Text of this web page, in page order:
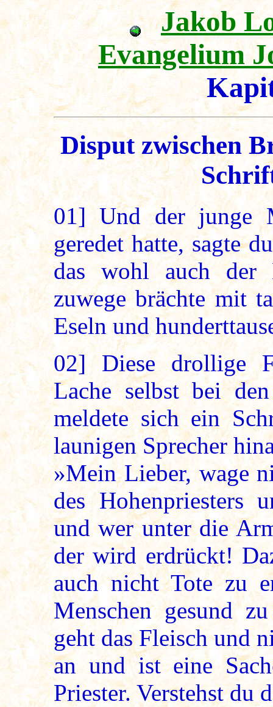
Jakob
Evangelium
Disput zwischen
01] Und der junge
geredet hatte, sagte
das wohl auch der
zuwege brächte mit
Eseln und
02] Diese drollige
Lache selbst bei
meldete sich ein
launigen Sprecher
»Mein Lieber, wage
des Hohenpriesters
und wer unter die
der wird erdrückt!
auch nicht Tote zu
Menschen gesund
geht das Fleisch und
an und ist eine
Priester. Verstehst du